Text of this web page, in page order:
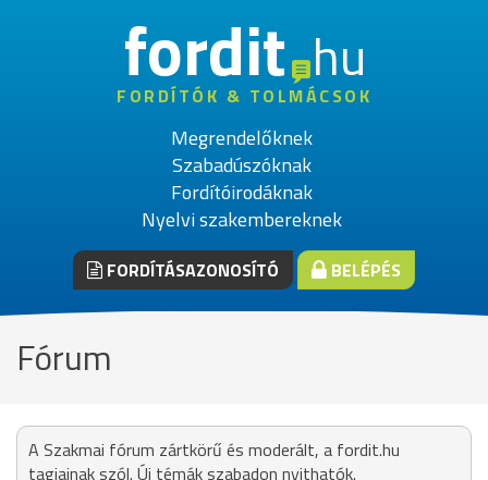
fordithu
FORDÍTÓK & TOLMÁCSOK
Megrendelőknek
Szabadúszóknak
Fordítóirodáknak
Nyelvi szakembereknek
FORDÍTÁSAZONOSÍTÓ BELÉPÉS
Fórum
A Szakmai fórum zártkörű és moderált, a fordit.hu
tagjainak szól. Új témák szabadon nyithatók.